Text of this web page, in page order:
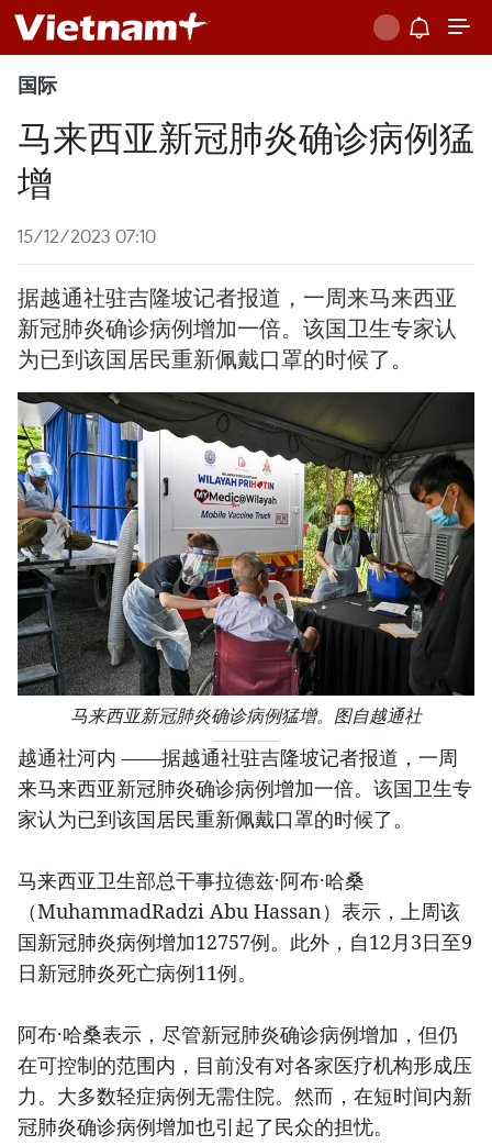
国际
马来西亚新冠肺炎确诊病例猛
增
15/12/2023 07:10
据越通社驻吉隆坡记者报道，一周来马来西亚
新冠肺炎确诊病例增加一倍。该国卫生专家认
为已到该国居民重新佩戴口罩的时候了。
马来西亚新冠肺炎确诊病例猛增。图自越通社
越通社河内 ——据越通社驻吉隆坡记者报道，一周
来马来西亚新冠肺炎确诊病例增加一倍。该国卫生专
家认为已到该国居民重新佩戴口罩的时候了。
马来西亚卫生部总干事拉德兹·阿布·哈桑
（MuhammadRadzi Abu Hassan）表示，上周该
国新冠肺炎病例增加12757例。此外，自12月3日至9
日新冠肺炎死亡病例11例。
阿布·哈桑表示，尽管新冠肺炎确诊病例增加，但仍
在可控制的范围内，目前没有对各家医疗机构形成压
力。大多数轻症病例无需住院。然而，在短时间内新
冠肺炎确诊病例增加也引起了民众的担忧。